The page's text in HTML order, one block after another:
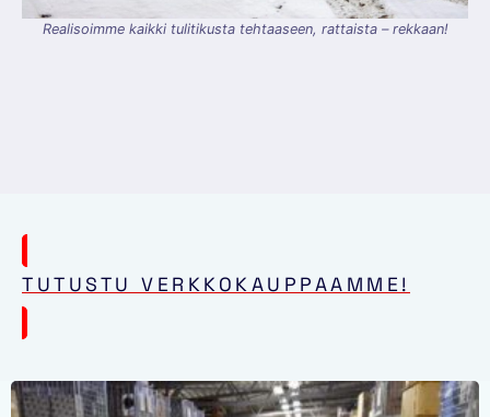
Realisoimme kaikki tulitikusta tehtaaseen, rattaista – rekkaan!
TUTUSTU VERKKOKAUPPAAMME!